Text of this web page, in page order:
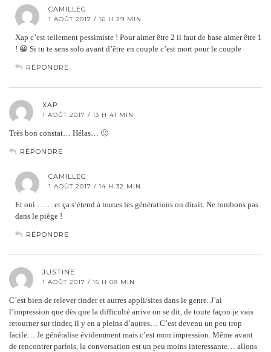
CAMILLEG
1 AOÛT 2017 / 16 H 29 MIN
Xap c’est tellement pessimiste ! Pour aimer être 2 il faut de base aimer être 1
! 😀 Si tu te sens solo avant d’être en couple c’est mort pour le couple
RÉPONDRE
XAP
1 AOÛT 2017 / 13 H 41 MIN
Très bon constat… Hélas… 🙁
RÉPONDRE
CAMILLEG
1 AOÛT 2017 / 14 H 32 MIN
Et oui …… et ça s’étend à toutes les générations on dirait. Ne tombons pas
dans le piège !
RÉPONDRE
JUSTINE
1 AOÛT 2017 / 15 H 08 MIN
C’est bien de relever tinder et autres appli/sites dans le genre. J’ai
l’impression que dès que la difficulté arrive on se dit, de toute façon je vais
retourner sur tinder, il y en a pleins d’autres… C’est devenu un peu trop
facile… Je généralise évidemment mais c’est mon impression. Même avant
de rencontrer parfois, la conversation est un peu moins interessante… allons